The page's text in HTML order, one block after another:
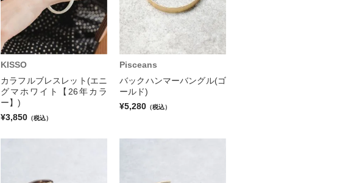
KISSO
カラフルブレスレット(エニ
グマホワイト【26年カラ
ー】)
¥3,850 （税込）
Pisceans
バックハンマーバングル(ゴ
ールド)
¥5,280 （税込）